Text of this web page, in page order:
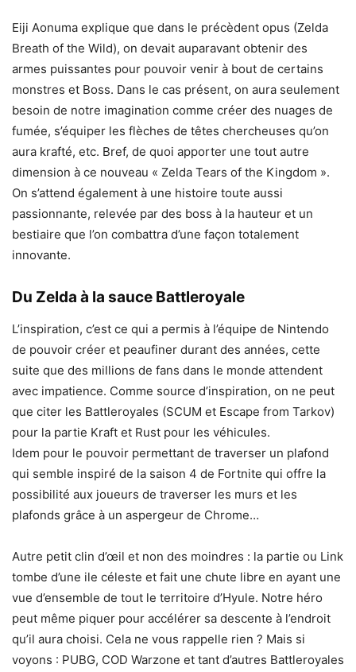
Eiji Aonuma explique que dans le précèdent opus (Zelda
Breath of the Wild), on devait auparavant obtenir des
armes puissantes pour pouvoir venir à bout de certains
monstres et Boss. Dans le cas présent, on aura seulement
besoin de notre imagination comme créer des nuages de
fumée, s’équiper les flèches de têtes chercheuses qu’on
aura krafté, etc. Bref, de quoi apporter une tout autre
dimension à ce nouveau « Zelda Tears of the Kingdom ».
On s’attend également à une histoire toute aussi
passionnante, relevée par des boss à la hauteur et un
bestiaire que l’on combattra d’une façon totalement
innovante.
Du Zelda à la sauce Battleroyale
L’inspiration, c’est ce qui a permis à l’équipe de Nintendo
de pouvoir créer et peaufiner durant des années, cette
suite que des millions de fans dans le monde attendent
avec impatience. Comme source d’inspiration, on ne peut
que citer les Battleroyales (SCUM et Escape from Tarkov)
pour la partie Kraft et Rust pour les véhicules.
Idem pour le pouvoir permettant de traverser un plafond
qui semble inspiré de la saison 4 de Fortnite qui offre la
possibilité aux joueurs de traverser les murs et les
plafonds grâce à un aspergeur de Chrome…
Autre petit clin d’œil et non des moindres : la partie ou Link
tombe d’une ile céleste et fait une chute libre en ayant une
vue d’ensemble de tout le territoire d’Hyule. Notre héro
peut même piquer pour accélérer sa descente à l’endroit
qu’il aura choisi. Cela ne vous rappelle rien ? Mais si
voyons : PUBG, COD Warzone et tant d’autres Battleroyales